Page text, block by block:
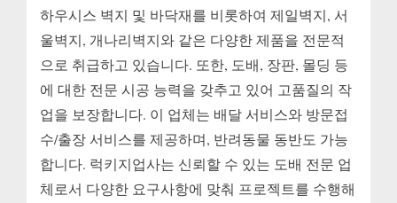
하우시스 벽지 및 바닥재를 비롯하여 제일벽지, 서
울벽지, 개나리벽지와 같은 다양한 제품을 전문적
으로 취급하고 있습니다. 또한, 도배, 장판, 몰딩 등
에 대한 전문 시공 능력을 갖추고 있어 고품질의 작
업을 보장합니다. 이 업체는 배달 서비스와 방문접
수/출장 서비스를 제공하며, 반려동물 동반도 가능
합니다. 럭키지업사는 신뢰할 수 있는 도배 전문 업
체로서 다양한 요구사항에 맞춰 프로젝트를 수행해